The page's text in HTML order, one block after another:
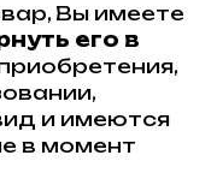
Вы имеете
его в
и имеются
в момент